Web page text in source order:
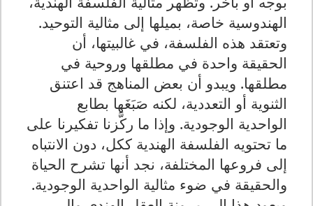
الهندوسية خاصة، بميلها إلى مثالية التوحيد.
وتعتقد هذه الفلسفة، في غالبيتها، أن
الحقيقة واحدة في مطلقها وروحية في
مطلقها. ويبدو أن بعض المناهج قد اعتنق
الثنوية أو التعددية، لكنه صَبَغَها بطابع
الواحدية الوجودية. وإذا ما ركَّزنا تفكيرنا على
ما تحتويه الفلسفة الهندية ككل، دون الانتباه
إلى فروعها المختلفة، نجد أنها تشرح الحياة
والحقيقة في ضوء مثالية الواحدية الوجودية.